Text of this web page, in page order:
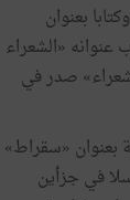
في مجال المقاربات النقدية الإبداعية نشر محمد بن صالح كتابا بعنوان «لم يبق إلا الشعراء» في العام 1993 وكتابا بعنوان
له بكتاب عنوانه «الشعراء
الشعراء» صدر في
انتظار العسكر» سنة 2012 ومسرحية ثالثة بعنوان «سقراط»
2002 و«الجازية» في 2010 ثم كتب مسلسلا في جزأين